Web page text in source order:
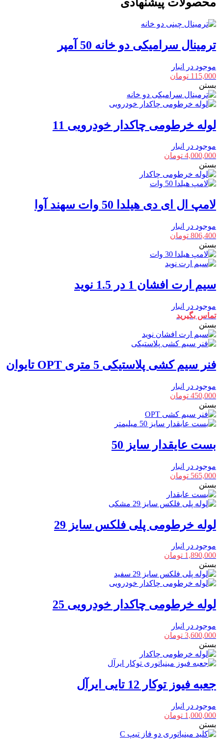
ترمینال سرامیکی دو خانه 50 آمپر
موجود در انبار
115,000 تومان
بستن
لوله خرطومی چاکدار خودرویی 11
موجود در انبار
4,000,000 تومان
بستن
لامپ ال ای دی هیلدا 50 وات سهند آوا
موجود در انبار
806,400 تومان
بستن
سیم ارت افشان 1 در 1.5 نوید
موجود در انبار
تماس بگیرید
بستن
فنر سیم کشی پلاستیکی 5 متری OPT تایوان
موجود در انبار
450,000 تومان
بستن
بست عایقدار سایز 50
موجود در انبار
565,000 تومان
بستن
لوله خرطومی پلی فلکس سایز 29
موجود در انبار
1,890,000 تومان
بستن
لوله خرطومی چاکدار خودرویی 25
موجود در انبار
3,600,000 تومان
بستن
جعبه فیوز توکار 12 تایی ایرآل
موجود در انبار
1,000,000 تومان
بستن